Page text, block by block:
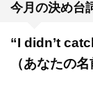
今月の決め台
“I didn’t
（あなたの